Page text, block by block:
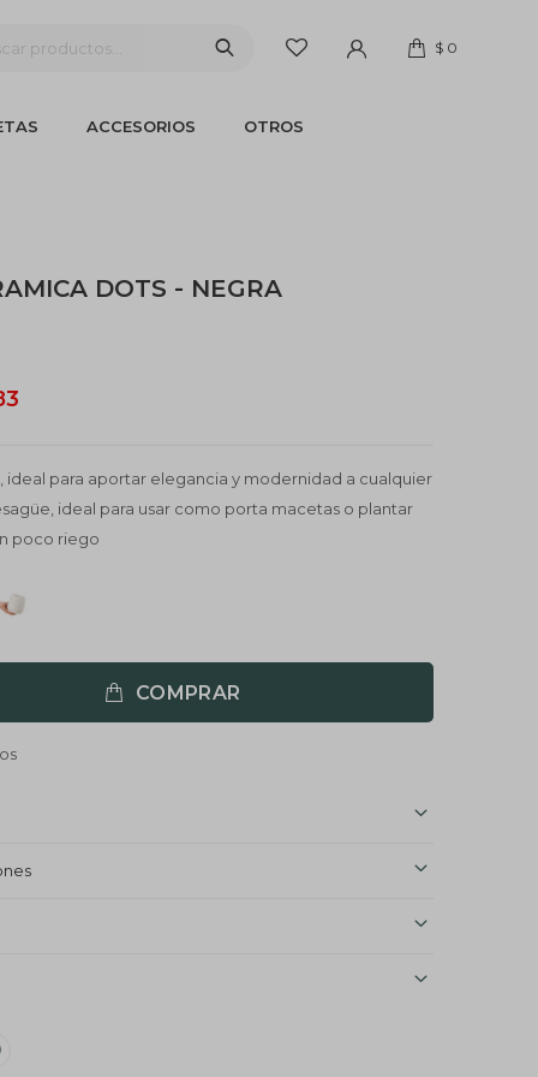
ACCESORIOS OTROS
$ 0
DOTS - NEGRA
ideal para aportar elegancia y modernidad a cualquier
ideal para usar como porta macetas o plantar
poco riego
COMPRAR